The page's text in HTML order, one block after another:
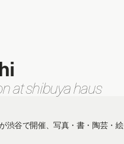
at shibuya haus
渋谷で開催、写真・書・陶芸・絵